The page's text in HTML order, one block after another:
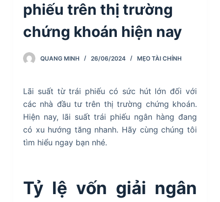
phiếu trên thị trường
chứng khoán hiện nay
QUANG MINH 26/06/2024 MẸO TÀI CHÍNH
Lãi suất từ trái phiếu có sức hút lớn đối với
các nhà đầu tư trên thị trường chứng khoán.
Hiện nay, lãi suất trái phiếu ngân hàng đang
có xu hướng tăng nhanh. Hãy cùng chúng tôi
tìm hiểu ngay bạn nhé.
Tỷ lệ vốn giải ngân